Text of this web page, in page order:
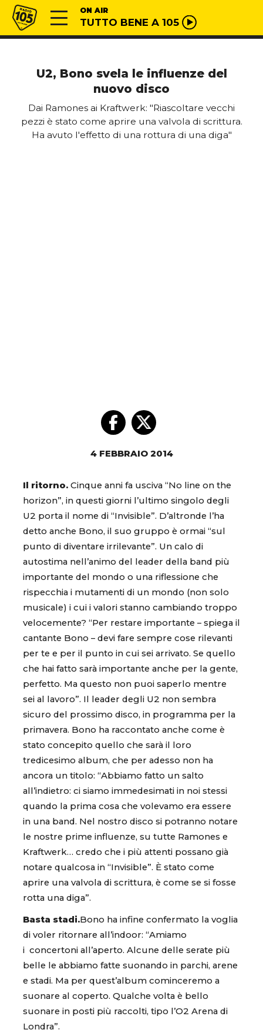
Vai al contenuto
Radio 105 ON AIR
TUTTO BENE A 105
U2, Bono svela le influenze del
nuovo disco
Dai Ramones ai Kraftwerk: "Riascoltare vecchi
pezzi è stato come aprire una valvola di scrittura.
Ha avuto l'effetto di una rottura di una diga"
4 FEBBRAIO 2014
Il ritorno. Cinque anni fa usciva “No line on the
horizon”, in questi giorni l’ultimo singolo degli
U2 porta il nome di “Invisible”. D’altronde l’ha
detto anche Bono, il suo gruppo è ormai “sul
punto di diventare irrilevante”. Un calo di
autostima nell’animo del leader della band più
importante del mondo o una riflessione che
rispecchia i mutamenti di un mondo (non solo
musicale) i cui i valori stanno cambiando troppo
velocemente? “Per restare importante – spiega il
cantante Bono – devi fare sempre cose rilevanti
per te e per il punto in cui sei arrivato. Se quello
che hai fatto sarà importante anche per la gente,
perfetto. Ma questo non puoi saperlo mentre
sei al lavoro”. Il leader degli U2 non sembra
sicuro del prossimo disco, in programma per la
primavera. Bono ha raccontato anche come è
stato concepito quello che sarà il loro
tredicesimo album, che per adesso non ha
ancora un titolo: “Abbiamo fatto un salto
all’indietro: ci siamo immedesimati in noi stessi
quando la prima cosa che volevamo era essere
in una band. Nel nostro disco si potranno notare
le nostre prime influenze, su tutte Ramones e
Kraftwerk… credo che i più attenti possano già
notare qualcosa in “Invisible”. È stato come
aprire una valvola di scrittura, è come se si fosse
rotta una diga”.
Basta stadi.Bono ha infine confermato la voglia
di voler ritornare all’indoor: “Amiamo
i concertoni all’aperto. Alcune delle serate più
belle le abbiamo fatte suonando in parchi, arene
e stadi. Ma per quest’album cominceremo a
suonare al coperto. Qualche volta è bello
suonare in posti più raccolti, tipo l’O2 Arena di
Londra”.